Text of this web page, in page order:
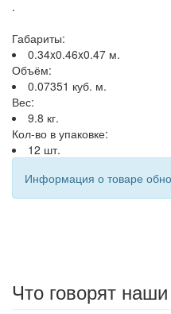
.
Габариты:
0.34x0.46x0.47 м.
Объём:
0.07351 куб. м.
Вес:
9.8 кг.
Кол-во в упаковке:
12 шт.
Информация о товаре
Что говорят